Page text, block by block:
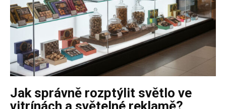
Jak správně rozptýlit světlo ve